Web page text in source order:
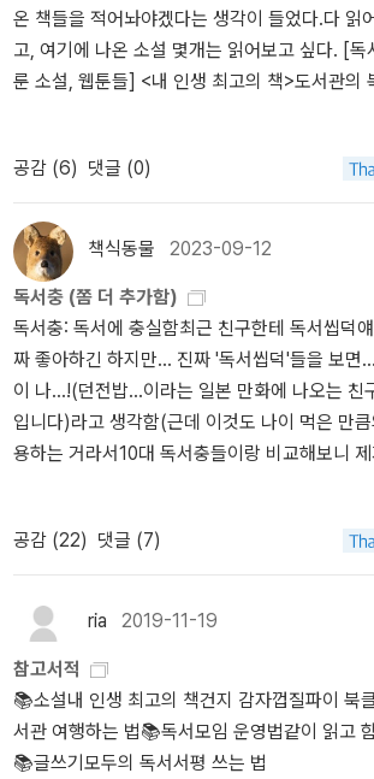
온 책들을 적어놔야겠다는 생각이 들었다.다 읽
고, 여기에 나온 소설 몇개는 읽어보고 싶다. [독
룬 소설, 웹툰들] <내 인생 최고의 책>도서관의 북클럽을 다룬 소설,
동안 독서모임을 진행하면서 서로의 고통, 관심
해 나가는 내용이라고한다.<건지 감자 껍질파이
대전 당시 독일군의 지배하에 있던 영국 채널제
이 소설의 주인공이자 소재라고. 얼결에 만들어
는 과정이 재미있다고 한다.<수상한 북클럽>네
북카페의 주인과 함께 독서모임을 꾸리며, 호의
점점 변하기 시작하며 서로를 보듬어가는 내용
스틴 북클럽>제인 오스틴에 관심있는 남녀가
여섯권을 읽는 북클럽이 등장한다. 이 소설을
의 영화도 있다고 한다.<익명의 독서 중독자들>
툰이다. 독서모임을 하는 모습은 생각보다 많이
그렸다고 한다.[독서모임 소개에 관한 책들] <같
서울부터 제주까지 전국에 분포한 스물 네개의
이라고. 독서모임 방식이 다양하게 소개되어 있
법>책을 읽는 다양한 방법을 소개한 책이라고
낸 에세이] <소중한 경험><모두의 독서>운영했던 독서모임을 가지
고 써낸 책이라고 한다.독서모임 하나로 다양한
임을 소재로 쓴 소설이 궁금하다. 공감이 많이
나
공감 (6) 댓글 (0)
책식동물 2023-09-12
독서충 (쫌 더 추가함)
독서충: 독서에 충실함최근 친구한테 독서씹덕
짜 좋아하긴 하지만... 진짜 '독서씹덕'들을 보면
이 나...!(던전밥...이라는 일본 만화에 나오는 친
입니다)라고 생각함(근데 이것도 나이 먹은 만
용하는 거라서10대 독서충들이랑 비교해보니
죠???)독서충이기 때문에'책추천해주세요.'라는
로'장사 접었습니다.'라고 하지만'이러한 분야의
다.'혹은'책을 어떻게 읽어야 잘 읽을까요.'라는
않고제가 아는 선에서 말해줌.하지만 저도 궁금
우,완전 알123못이면일단 대중 대상 입문서 3권
각함(개치명적인독극물제외)근데 좀 덕이 있다
받아야 함... 참 궁금하군요후자의 경우그래요
다... 이겁니다제가 잘 읽기 위해서저도... 읽습니
거 진짜 물건입니다.정말 실용적임.그리고 글이
공감 (22) 댓글 (7)
ria 2019-11-19
참고서적
📚소설내 인생 최고의 책건지 감자껍질파이 북
서관 여행하는 법📚독서모임 운영법같이 읽고
📚글쓰기모두의 독서서평 쓰는 법